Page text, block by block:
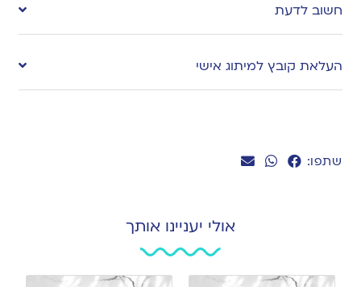
שתפו:
חשוב לדעת
העלאת קובץ למיתוג אישי
אולי יעניינו אותך